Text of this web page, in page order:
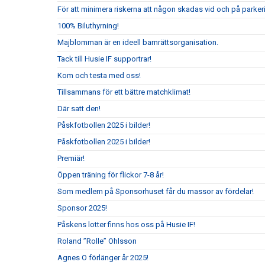
För att minimera riskerna att någon skadas vid och på
100% Biluthyrning!
Majblomman är en ideell barnrättsorganisation.
Tack till Husie IF supportrar!
Kom och testa med oss!
Tillsammans för ett bättre matchklimat!
Där satt den!
Påskfotbollen 2025 i bilder!
Påskfotbollen 2025 i bilder!
Premiär!
Öppen träning för flickor 7-8 år!
Som medlem på Sponsorhuset får du massor av fördelar!
Sponsor 2025!
Påskens lotter finns hos oss på Husie IF!
Roland ”Rolle” Ohlsson
Agnes O förlänger år 2025!